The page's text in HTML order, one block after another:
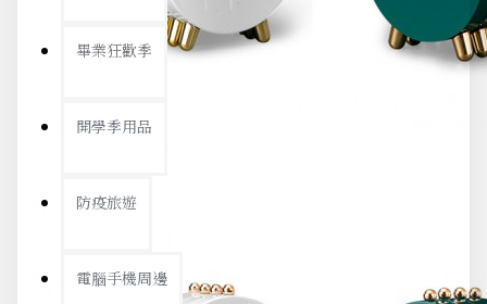
畢業狂歡季
開學季用品
防疫旅遊
電腦手機周邊